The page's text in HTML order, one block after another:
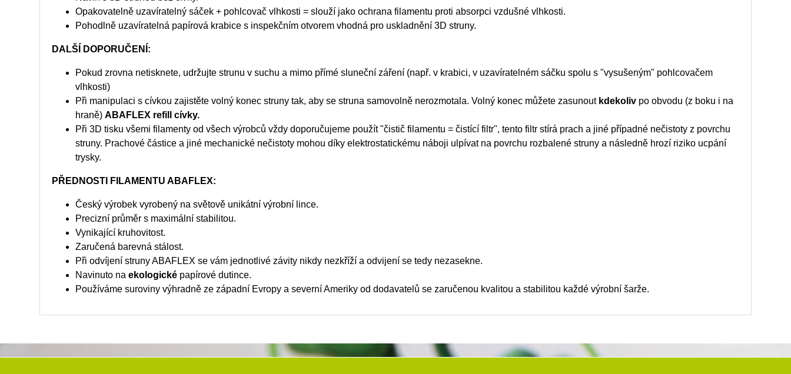
Opakovatelně uzavíratelný sáček + pohlcovač vlhkosti = slouží jako ochrana filamentu proti absorpci vzdušné vlhkosti.
Pohodlně uzavíratelná papírová krabice s inspekčním otvorem vhodná pro uskladnění 3D struny.
DALŠÍ DOPORUČENÍ:
Pokud zrovna netisknete, udržujte strunu v suchu a mimo přímé sluneční záření (např. v krabici, v uzavíratelném sáčku spolu s "vysušeným" pohlcovačem
vlhkosti)
Při manipulaci s cívkou zajistěte volný konec struny tak, aby se struna samovolně nerozmotala. Volný konec můžete zasunout kdekoliv po obvodu (z boku i na
hraně) ABAFLEX refill cívky.
Při 3D tisku všemi filamenty od všech výrobců vždy doporučujeme použít "čistič filamentu = čistící filtr", tento filtr stírá prach a jiné případné nečistoty z povrchu
struny. Prachové částice a jiné mechanické nečistoty mohou díky elektrostatickému náboji ulpívat na povrchu rozbalené struny a následně hrozí riziko ucpání
trysky.
PŘEDNOSTI FILAMENTU ABAFLEX:
Český výrobek vyrobený na světově unikátní výrobní lince.
Precizní průměr s maximální stabilitou.
Vynikající kruhovitost.
Zaručená barevná stálost.
Při odvíjení struny ABAFLEX se vám jednotlivé závity nikdy nezkříží a odvijení se tedy nezasekne.
Navinuto na ekologické papírové dutince.
Používáme suroviny výhradně ze západní Evropy a severní Ameriky od dodavatelů se zaručenou kvalitou a stabilitou každé výrobní šarže.